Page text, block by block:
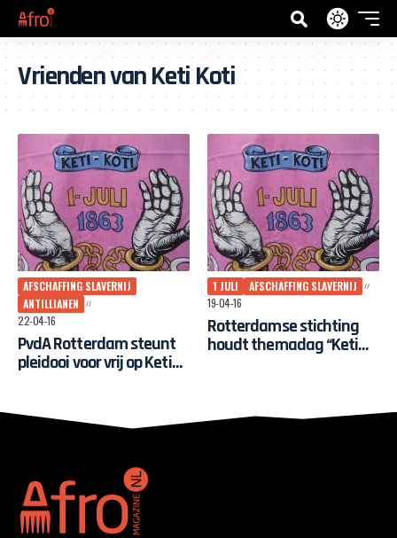
Vrienden van Keti Koti
AFSCHAFFING SLAVERNIJ
ANTILLIANEN
22-04-16
PvdA Rotterdam steunt
pleidooi voor vrij op Keti
1 JULI
AFSCHAFFING SLAVERNIJ
19-04-16
Rotterdamse stichting
houdt themadag “Keti